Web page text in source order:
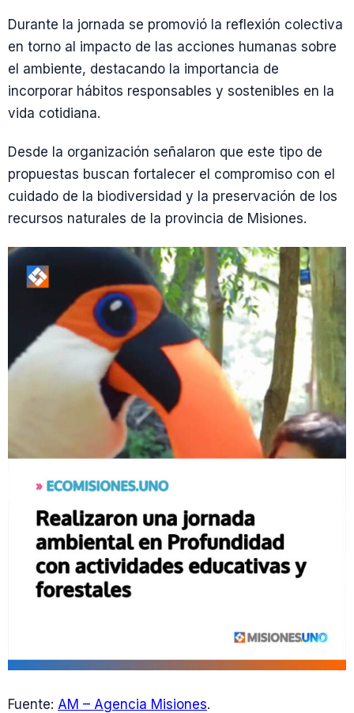
Durante la jornada se promovió la reflexión colectiva
en torno al impacto de las acciones humanas sobre
el ambiente, destacando la importancia de
incorporar hábitos responsables y sostenibles en la
vida cotidiana.
Desde la organización señalaron que este tipo de
propuestas buscan fortalecer el compromiso con el
cuidado de la biodiversidad y la preservación de los
recursos naturales de la provincia de Misiones.
Fuente: AM – Agencia Misiones.